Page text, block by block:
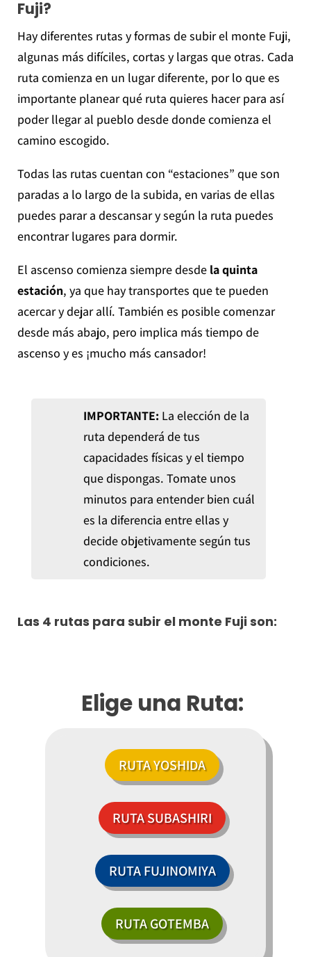
Fuji?
Hay diferentes rutas y formas de subir el monte Fuji,
algunas más difíciles, cortas y largas que otras. Cada
ruta comienza en un lugar diferente, por lo que es
importante planear qué ruta quieres hacer para así
poder llegar al pueblo desde donde comienza el
camino escogido.
Todas las rutas cuentan con “estaciones” que son
paradas a lo largo de la subida, en varias de ellas
puedes parar a descansar y según la ruta puedes
encontrar lugares para dormir.
El ascenso comienza siempre desde la quinta
estación, ya que hay transportes que te pueden
acercar y dejar allí. También es posible comenzar
desde más abajo, pero implica más tiempo de
ascenso y es ¡mucho más cansador!
IMPORTANTE: La elección de la
ruta dependerá de tus
capacidades físicas y el tiempo
que dispongas. Tomate unos
minutos para entender bien cuál
es la diferencia entre ellas y
decide objetivamente según tus
condiciones.
Las 4 rutas para subir el monte Fuji son:
Elige una Ruta:
RUTA YOSHIDA
RUTA SUBASHIRI
RUTA FUJINOMIYA
RUTA GOTEMBA